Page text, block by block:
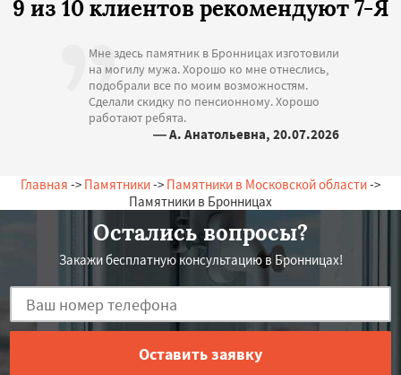
9 из 10 клиентов рекомендуют 7-Я
Мне здесь памятник в Бронницах изготовили
на могилу мужа. Хорошо ко мне отнеслись,
подобрали все по моим возможностям.
Сделали скидку по пенсионному. Хорошо
работают ребята.
— А. Анатольевна, 20.07.2026
Главная -> Памятники-> Памятники в Московской области->
Памятники в Бронницах
Остались вопросы?
Закажи бесплатную консультацию в Бронницах!